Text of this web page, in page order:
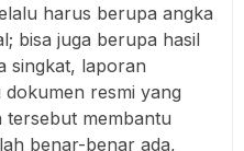
harus berupa angka
bisa juga berupa hasil
singkat, laporan
resmi yang
tersebut membantu
benar-benar ada,